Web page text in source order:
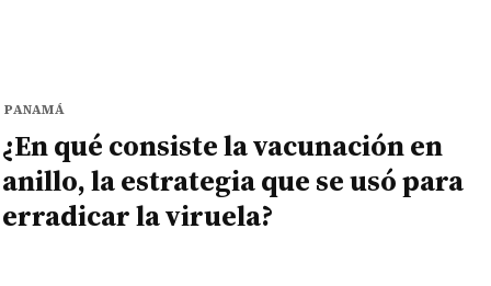
PANAMÁ
¿En qué consiste la vacunación en
anillo, la estrategia que se usó para
erradicar la viruela?